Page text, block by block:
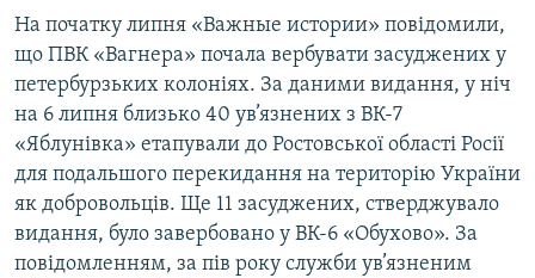
На початку липня «Важные истории» повідомили,
що ПВК «Вагнера» почала вербувати засуджених у
петербурзьких колоніях. За даними видання, у ніч
на 6 липня близько 40 ув’язнених з ВК-7
«Яблунівка» етапували до Ростовської області Росії
для подальшого перекидання на територію України
як добровольців. Ще 11 засуджених, стверджувало
видання, було завербовано у ВК-6 «Обухово». За
повідомленням, за пів року служби ув’язненим